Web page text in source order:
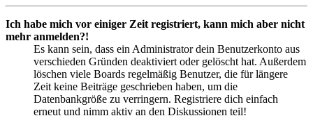
Ich habe mich vor einiger Zeit registriert, kann mich aber nicht
mehr anmelden?!
Es kann sein, dass ein Administrator dein Benutzerkonto aus
verschieden Gründen deaktiviert oder gelöscht hat. Außerdem
löschen viele Boards regelmäßig Benutzer, die für längere
Zeit keine Beiträge geschrieben haben, um die
Datenbankgröße zu verringern. Registriere dich einfach
erneut und nimm aktiv an den Diskussionen teil!